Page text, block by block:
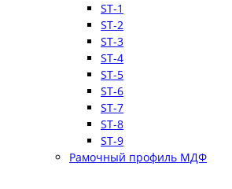
ST-1
ST-2
ST-3
ST-4
ST-5
ST-6
ST-7
ST-8
ST-9
Рамочный профиль МДФ